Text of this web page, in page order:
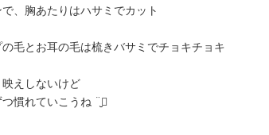
、胸あたりはハサミでカット
毛とお耳の毛は梳きバサミでチョキチョキ
えしないけど
慣れていこうね ¨̮⃝